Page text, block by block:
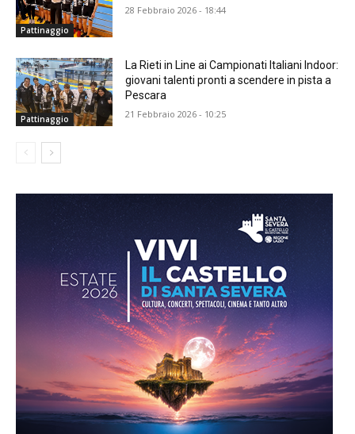
Pattinaggio
28 Febbraio 2026 - 18:44
Pattinaggio
La Rieti in Line ai Campionati Italiani Indoor:
giovani talenti pronti a scendere in pista a
Pescara
21 Febbraio 2026 - 10:25